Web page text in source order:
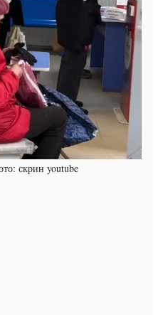
скрин youtube